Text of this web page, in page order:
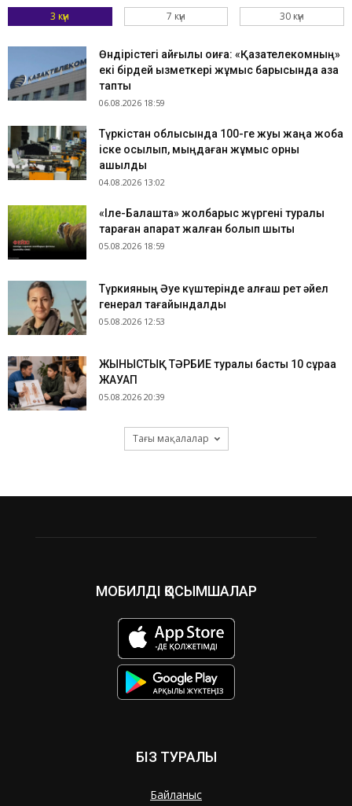
3 күн 7 күн 30 күн
Өндірістегі қайғылы оқиға: «Қазақтелекомның»
екі бірдей қызметкері жұмыс барысында қаза
тапты
06.08.2026 18:59
Түркістан облысында 100-ге жуық жаңа жоба
іске қосылып, мыңдаған жұмыс орны
ашылды
04.08.2026 13:02
«Іле-Балқашта» жолбарыс жүргені туралы
тараған ақпарат жалған болып шықты
05.08.2026 18:59
Түркияның Әуе күштерінде алғаш рет әйел
генерал тағайындалды
05.08.2026 12:53
ЖЫНЫСТЫҚ ТӘРБИЕ туралы басты 10 сұраққа
ЖАУАП
05.08.2026 20:39
Тағы мақалалар
МОБИЛДІ ҚОСЫМШАЛАР
БІЗ ТУРАЛЫ
Байланыс